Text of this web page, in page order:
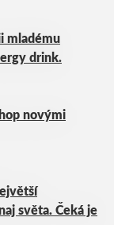
mladému
drink.
novými
světa. Čeká je